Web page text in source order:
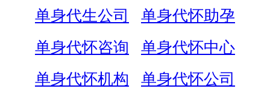
单身代生公司
单身代怀助孕
单身代怀咨询
单身代怀中心
单身代怀机构
单身代怀公司